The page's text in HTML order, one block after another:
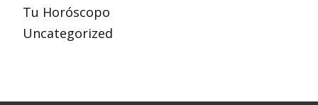
Tu Horóscopo
Uncategorized